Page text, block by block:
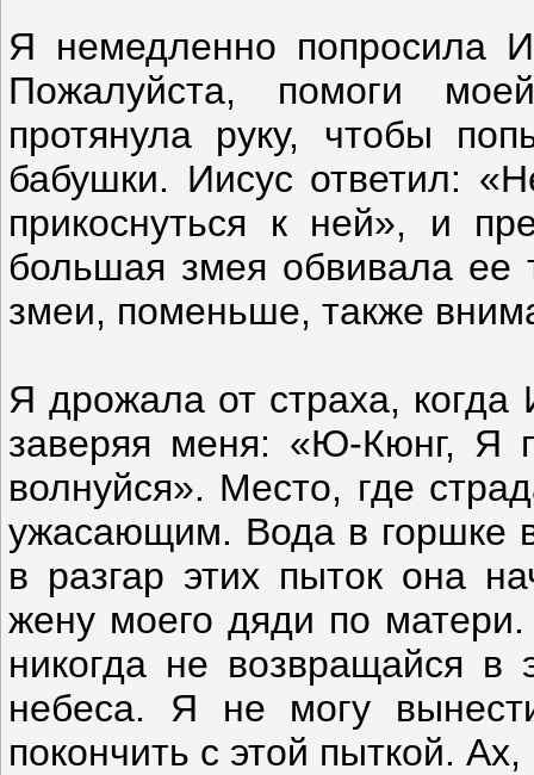
Я немедленно попросила
Пожалуйста, помоги
протянула руку, чтобы
бабушки. Иисус ответил:
прикоснуться к ней», и
большая змея обвивала
змеи, поменьше, также
Я дрожала от страха, когда
заверяя меня: «Ю-Кюнг, Я
волнуйся». Место, где
ужасающим. Вода в горшке
в разгар этих пыток она
жену моего дяди по
никогда не возвращайся
небеса. Я не могу
покончить с этой пыткой.